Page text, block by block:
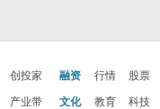
创投家 融资 行情 股票
产业带 文化 教育 科技